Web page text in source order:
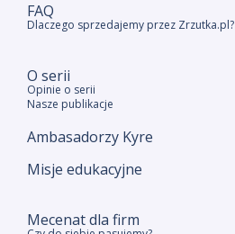
FAQ
Dlaczego sprzedajemy przez Zrzutka.pl?
O serii
Opinie o serii
Nasze publikacje
Ambasadorzy Kyre
Misje edukacyjne
Mecenat dla firm